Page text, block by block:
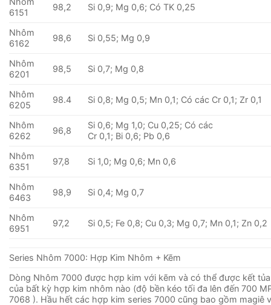
6151
98,2 Si 0,9; Mg 0,6; Có TK 0,25
Nhôm
6162
98,6 Si 0,55; Mg 0,9
Nhôm
6201
98,5 Si 0,7; Mg 0,8
Nhôm
6205
98.4 Si 0,8; Mg 0,5; Mn 0,1; Có các Cr 0,1; Zr 0,1
Nhôm
6262
96,8
Si 0,6; Mg 1,0; Cu 0,25; Có các
Cr 0,1; Bi 0,6; Pb 0,6
Nhôm
6351
97,8 Si 1,0; Mg 0,6; Mn 0,6
Nhôm
6463
98,9 Si 0,4; Mg 0,7
Nhôm
6951
97,2 Si 0,5; Fe 0,8; Cu 0,3; Mg 0,7; Mn 0,1; Zn 0,2
Series Nhôm 7000: Hợp Kim Nhôm + Kẽm
Dòng Nhôm 7000 được hợp kim với kẽm và có thể được kết
của bất kỳ hợp kim nhôm nào (độ bền kéo tối đa lên đến 700
7068 ). Hầu hết các hợp kim series 7000 cũng bao gồm magiê